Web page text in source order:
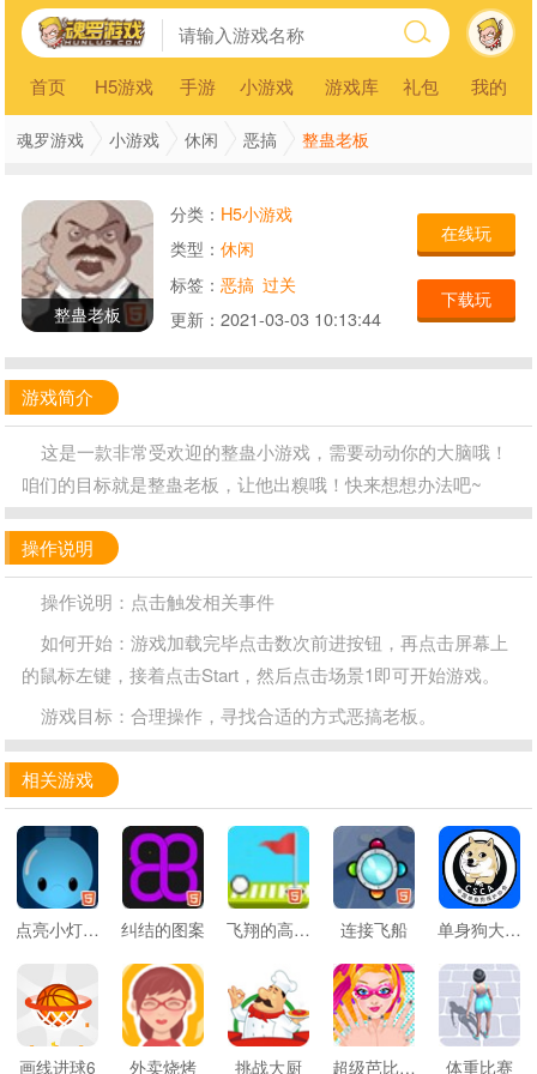
首页 H5游戏 手游 小游戏 游戏库 礼包 我的
魂罗游戏 小游戏 休闲 恶搞 整蛊老板
整蛊老板
分类： H5小游戏
类型： 休闲
标签： 恶搞 过关
更新： 2021-03-03 10:13:44
在线玩
下载玩
游戏简介
这是一款非常受欢迎的整蛊小游戏，需要动动你的大脑哦！
咱们的目标就是整蛊老板，让他出糗哦！快来想想办法吧~
操作说明
操作说明：点击触发相关事件
如何开始：游戏加载完毕点击数次前进按钮，再点击屏幕上
的鼠标左键，接着点击Start，然后点击场景1即可开始游戏。
游戏目标：合理操作，寻找合适的方式恶搞老板。
相关游戏
点亮小灯泡2 纠结的图案 飞翔的高尔夫 连接飞船 单身狗大作战
画线进球6 外卖烧烤 挑战大厨 超级芭比做美甲 体重比赛